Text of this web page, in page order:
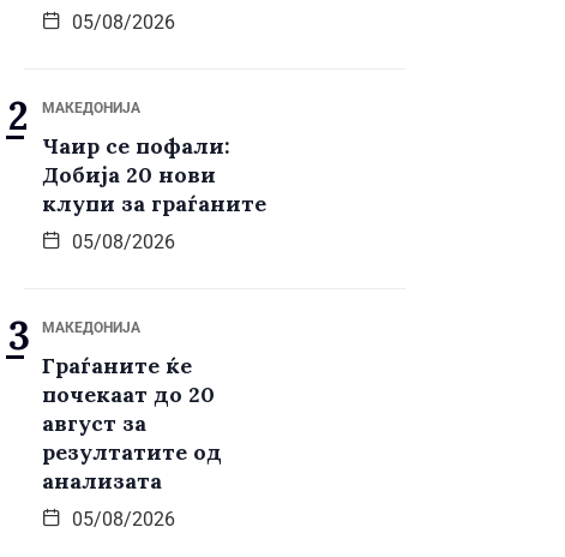
05/08/2026
МАКЕДОНИЈА
Чаир се пофали:
Добија 20 нови
клупи за граѓаните
05/08/2026
МАКЕДОНИЈА
Граѓаните ќе
почекаат до 20
август за
резултатите од
анализата
05/08/2026